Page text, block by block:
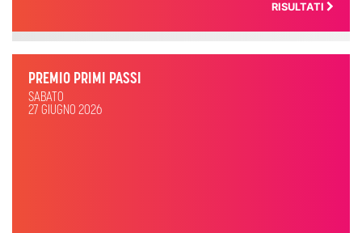
RISULTATI
PREMIO PRIMI PASSI
SABATO
27 GIUGNO 2026